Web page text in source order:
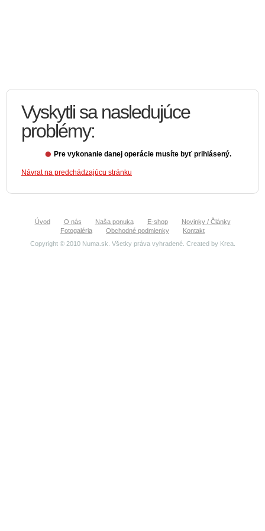
Vyskytli sa nasledujúce
problémy:
Pre vykonanie danej operácie musíte byť prihlásený.
Návrat na predchádzajúcu stránku
Úvod O nás Naša ponuka E-shop
Novinky / Články
Fotogaléria
Obchodné podmienky
Kontakt
Copyright © 2010 Numa.sk. Všetky práva vyhradené. Created by Krea.